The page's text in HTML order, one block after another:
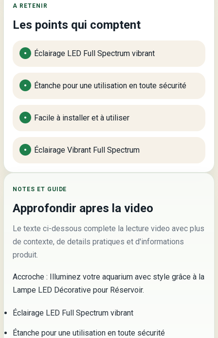
A RETENIR
Les points qui comptent
Éclairage LED Full Spectrum vibrant
Étanche pour une utilisation en toute sécurité
Facile à installer et à utiliser
Éclairage Vibrant Full Spectrum
NOTES ET GUIDE
Approfondir apres la video
Le texte ci-dessous complete la lecture video avec plus
de contexte, de details pratiques et d'informations
produit.
Accroche : Illuminez votre aquarium avec style grâce à la
Lampe LED Décorative pour Réservoir.
Éclairage LED Full Spectrum vibrant
Étanche pour une utilisation en toute sécurité